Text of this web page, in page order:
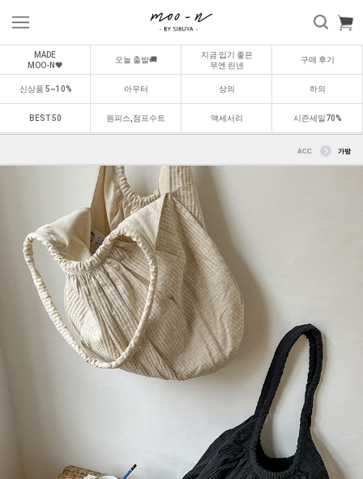
MADE
MOO-N🖤
오늘 출발🚚
지금 입기 좋은
무엔 린넨
구매 후기
신상품 5~10% 아우터 상의 하의
BEST 50 원피스,점프수트 액세서리 시즌세일70%
ACC 가방